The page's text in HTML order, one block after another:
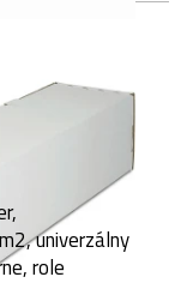
univerzálny
role